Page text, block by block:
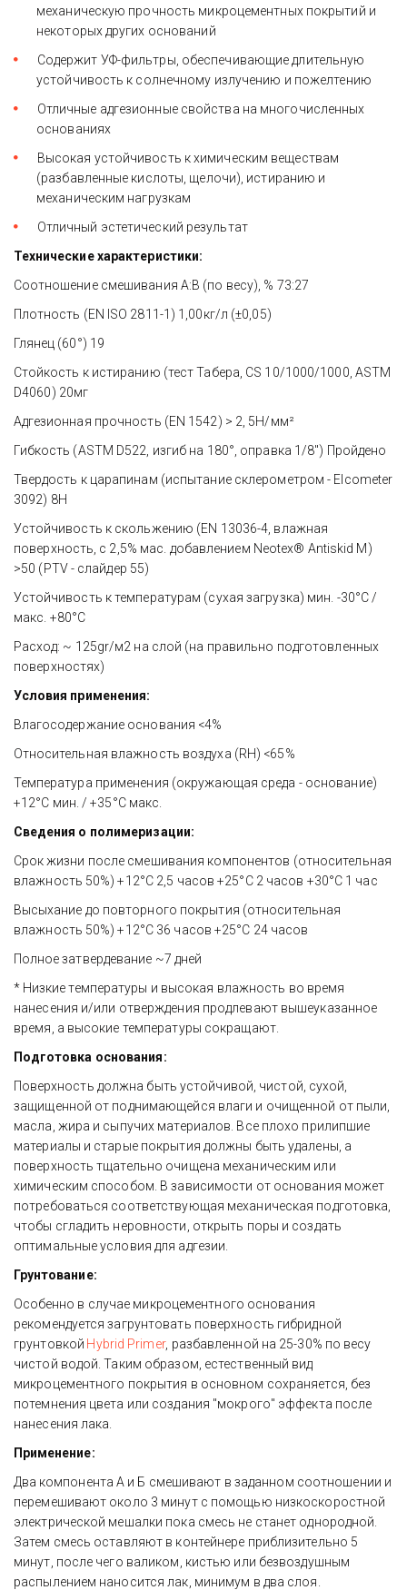
механическую прочность микроцементных покрытий и
некоторых других оснований
Содержит УФ-фильтры, обеспечивающие длительную
устойчивость к солнечному излучению и пожелтению
Отличные адгезионные свойства на многочисленных
основаниях
Высокая устойчивость к химическим веществам
(разбавленные кислоты, щелочи), истиранию и
механическим нагрузкам
Отличный эстетический результат
Технические характеристики:
Соотношение смешивания A:B (по весу), % 73:27
Плотность (EN ISO 2811-1) 1,00кг/л (±0,05)
Глянец (60°) 19
Стойкость к истиранию (тест Табера, CS 10/1000/1000, ASTM
D4060) 20мг
Адгезионная прочность (EN 1542) > 2, 5Н/мм²
Гибкость (ASTM D522, изгиб на 180°, оправка 1/8'') Пройдено
Твердость к царапинам (испытание склерометром - Elcometer
3092) 8Н
Устойчивость к скольжению (EN 13036-4, влажная
поверхность, с 2,5% мас. добавлением Neotex® Antiskid M)
>50 (PTV - слайдер 55)
Устойчивость к температурам (сухая загрузка) мин. -30°C /
макс. +80°C
Расход: ~ 125gr/м2 на слой (на правильно подготовленных
поверхностях)
Условия применения:
Влагосодержание основания <4%
Относительная влажность воздуха (RH) <65%
Температура применения (окружающая среда - основание)
+12°C мин. / +35°C макс.
Сведения о полимеризации:
Срок жизни после смешивания компонентов (относительная
влажность 50%) +12°C 2,5 часов +25°C 2 часов +30°C 1 час
Высыхание до повторного покрытия (относительная
влажность 50%) +12°C 36 часов +25°C 24 часов
Полное затвердевание ~7 дней
* Низкие температуры и высокая влажность во время
нанесения и/или отверждения продлевают вышеуказанное
время, а высокие температуры сокращают.
Подготовка основания:
Поверхность должна быть устойчивой, чистой, сухой,
защищенной от поднимающейся влаги и очищенной от пыли,
масла, жира и сыпучих материалов. Все плохо прилипшие
материалы и старые покрытия должны быть удалены, а
поверхность тщательно очищена механическим или
химическим способом. В зависимости от основания может
потребоваться соответствующая механическая подготовка,
чтобы сгладить неровности, открыть поры и создать
оптимальные условия для адгезии.
Грунтование:
Особенно в случае микроцементного основания
рекомендуется загрунтовать поверхность гибридной
грунтовкой Hybrid Primer, разбавленной на 25-30% по весу
чистой водой. Таким образом, естественный вид
микроцементного покрытия в основном сохраняется, без
потемнения цвета или создания "мокрого" эффекта после
нанесения лака.
Применение:
Два компонента А и Б смешивают в заданном соотношении и
перемешивают около 3 минут с помощью низкоскоростной
электрической мешалки пока смесь не станет однородной.
Затем смесь оставляют в контейнере приблизительно 5
минут, после чего валиком, кистью или безвоздушным
распылением наносится лак, минимум в два слоя.